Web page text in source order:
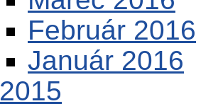
Február 2016
Január 2016
2015